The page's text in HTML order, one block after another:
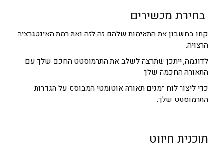
בחירת מכשירים
קחו בחשבון את התאימות שלהם זה לזה ואת רמת האינטגרציה
הרצויה.
לדוגמה, ייתכן שתרצה לשלב את התרמוסטט החכם שלך עם
התאורה החכמה שלך
כדי ליצור לוח זמנים תאורה אוטומטי המבוסס על הגדרות
התרמוסטט שלך.
תוכנית חיווט